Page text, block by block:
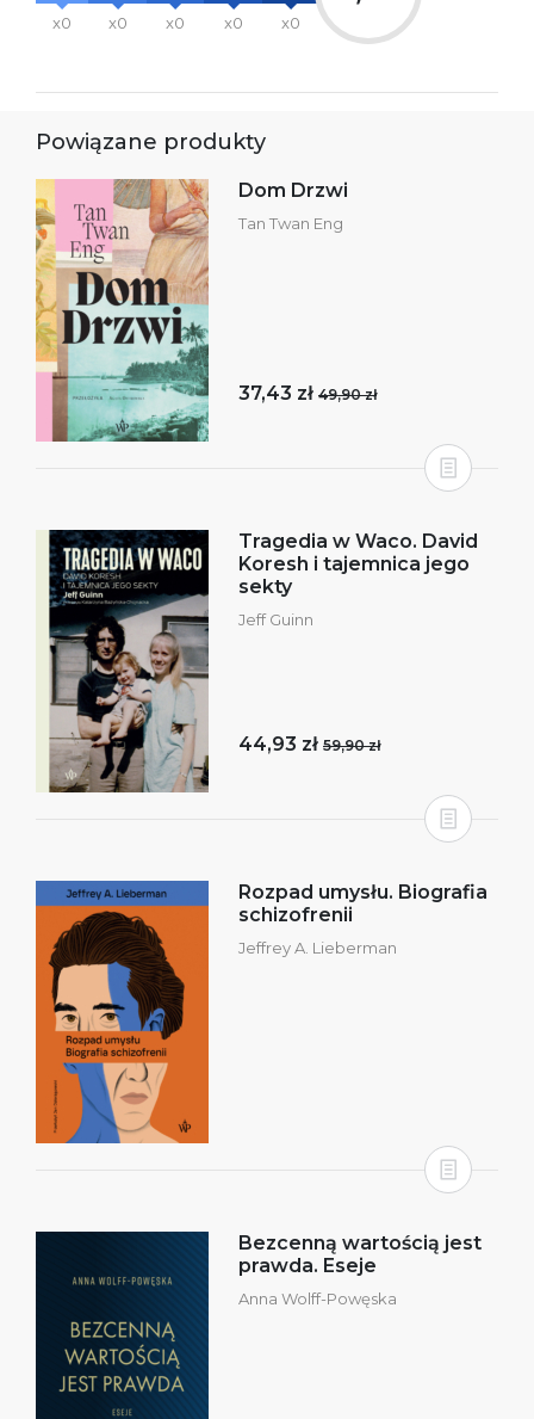
x0 x0 x0 x0 x0
Powiązane produkty
Dom Drzwi
Tan Twan Eng
37,43 zł 49,90 zł
Tragedia w Waco. David
Koresh i tajemnica jego
sekty
Jeff Guinn
44,93 zł 59,90 zł
Rozpad umysłu. Biografia
schizofrenii
Jeffrey A. Lieberman
Bezcenną wartością jest
prawda. Eseje
Anna Wolff-Powęska